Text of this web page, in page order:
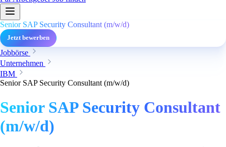
Senior SAP Security Consultant (m/w/d)
Jetzt bewerben
Jobbörse
Unternehmen
IBM
Senior SAP Security Consultant (m/w/d)
Senior SAP Security Consultant
(m/w/d)